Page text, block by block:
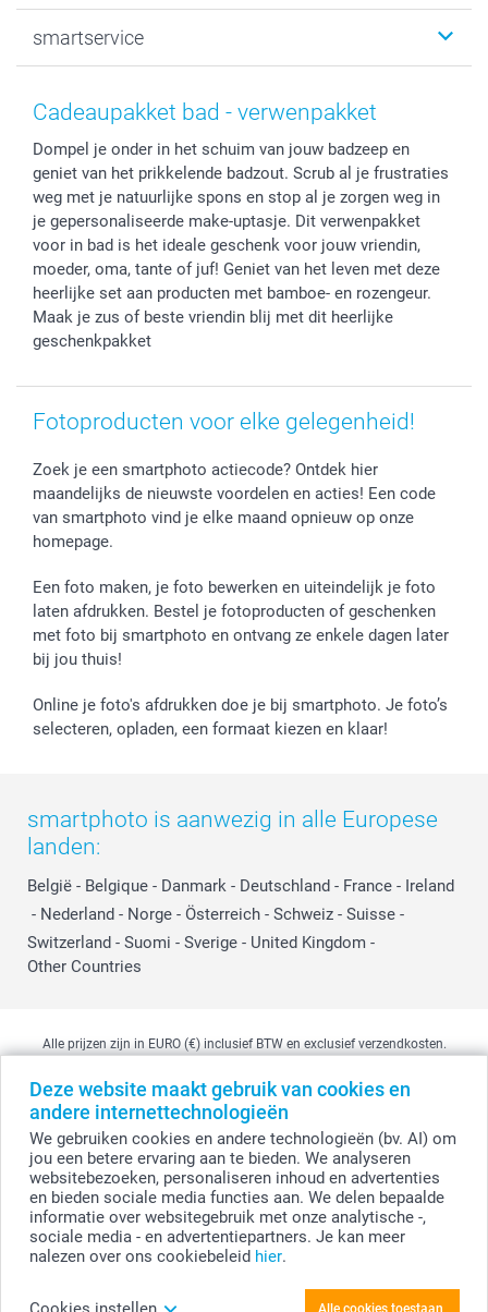
Deze website maakt gebruik van cookies en
andere internettechnologieën
We gebruiken cookies en andere technologieën (bv. AI) om
jou een betere ervaring aan te bieden. We analyseren
websitebezoeken, personaliseren inhoud en advertenties
en bieden sociale media functies aan. We delen bepaalde
informatie over websitegebruik met onze analytische -,
sociale media - en advertentiepartners. Je kan meer
nalezen over ons cookiebeleid hier.
Alle cookies toestaan
Personaliseer je Cadeaupakket Bad
MyNameBook
Stickers en Etiketten
Fotokaders, Decoratie en Snoepjes
Fotokalenders & Fotoagenda's
Communie- en Lentefeest
Geschenken voor hem
Afstuderen
Moederdag
Vaderdag
Verjaardag
Geboorte
Duurzaamheid
Voorwaarden
Herroepingsrecht
Klachtenregeling
Wettelijke garantie
Privacybeleid
Cookiebeleid
Prijslijst
Jobs & Stages
Investor Relations
smartservice
smartgarantie
smartbonus
Betalingsmogelijkheden
Grote bestellingen
Levering
Mijn orderstatus
smartfriends
Cadeaupakket bad - verwenpakket
Dompel je onder in het schuim van jouw badzeep en
geniet van het prikkelende badzout. Scrub al je frustraties
weg met je natuurlijke spons en stop al je zorgen weg in
je gepersonaliseerde make-uptasje. Dit verwenpakket
voor in bad is het ideale geschenk voor jouw vriendin,
moeder, oma, tante of juf! Geniet van het leven met deze
heerlijke set aan producten met bamboe- en rozengeur.
Maak je zus of beste vriendin blij met dit heerlijke
geschenkpakket
Fotoproducten voor elke gelegenheid!
Zoek je een smartphoto actiecode? Ontdek hier
maandelijks de nieuwste voordelen en acties! Een code
van smartphoto vind je elke maand opnieuw op onze
homepage.
Een foto maken, je foto bewerken en uiteindelijk je foto
laten afdrukken. Bestel je fotoproducten of geschenken
met foto bij smartphoto en ontvang ze enkele dagen later
bij jou thuis!
Online je foto's afdrukken doe je bij smartphoto. Je foto’s
selecteren, opladen, een formaat kiezen en klaar!
smartphoto is aanwezig in alle Europese
landen:
België - Belgique - Danmark - Deutschland - France - Ireland
- Nederland - Norge - Österreich - Schweiz - Suisse -
Switzerland - Suomi - Sverige - United Kingdom -
Other Countries
© smartphoto group. Alle rechten voorbehouden
smartphoto group NV.
Kwatrechtsteenweg 160, 9230 Wetteren, België
BTW-nummer BE 0405.706.755
Ondernemingsnummer 0405.706.755.
Bankgegevens: IBAN BE71 2850 2711 5569 - BIC: GEBABEBB
Alle prijzen zijn in EURO (€) inclusief BTW en exclusief verzendkosten.